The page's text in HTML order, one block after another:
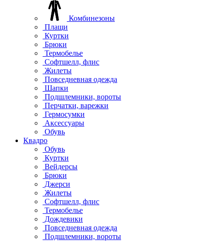
Комбинезоны
Плащи
Куртки
Брюки
Термобелье
Софтшелл, флис
Жилеты
Повседневная одежда
Шапки
Подшлемники, вороты
Перчатки, варежки
Гермосумки
Аксессуары
Обувь
Квадро
Обувь
Куртки
Вейдерсы
Брюки
Джерси
Жилеты
Софтшелл, флис
Термобелье
Дождевики
Повседневная одежда
Подшлемники, вороты